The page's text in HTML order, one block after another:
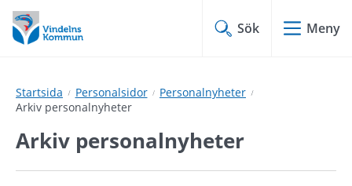
Hoppa
till
innehåll
Hoppa
till
undermeny
Sök Meny
Startsida Personalsidor
Personalnyheter
Arkiv personalnyheter
Arkiv personalnyheter